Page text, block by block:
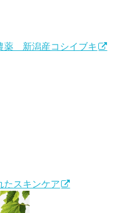
薬 新潟産コシイブキ
スキンケア